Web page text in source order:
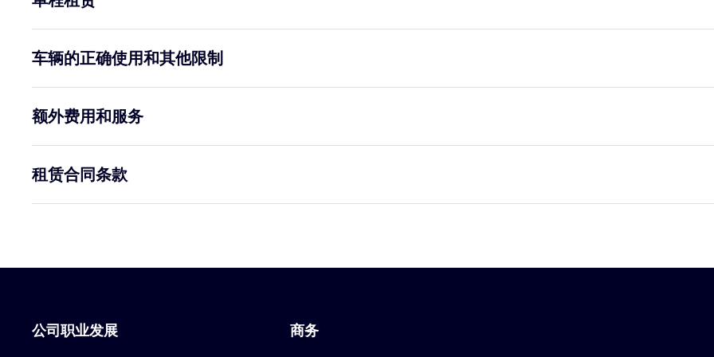
车辆的正确使用和其他限制
额外费用和服务
租赁合同条款
公司职业发展 商务